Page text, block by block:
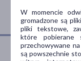
W momencie
gromadzone są
pliki tekstowe,
które pobierane
przechowywane
są powszechnie